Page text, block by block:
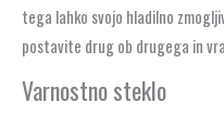
tega lahko svojo hladilno
postavite drug ob drugega in
Varnostno steklo